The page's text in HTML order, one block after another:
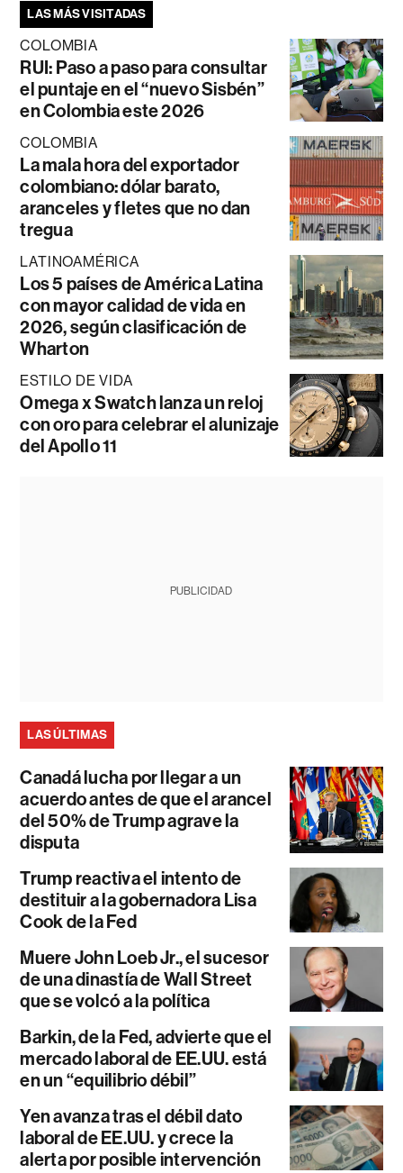
LAS MÁS VISITADAS
COLOMBIA
RUI: Paso a paso para consultar
el puntaje en el “nuevo Sisbén”
en Colombia este 2026
COLOMBIA
La mala hora del exportador
colombiano: dólar barato,
aranceles y fletes que no dan
tregua
LATINOAMÉRICA
Los 5 países de América Latina
con mayor calidad de vida en
2026, según clasificación de
Wharton
ESTILO DE VIDA
Omega x Swatch lanza un reloj
con oro para celebrar el alunizaje
del Apollo 11
PUBLICIDAD
LAS ÚLTIMAS
Canadá lucha por llegar a un
acuerdo antes de que el arancel
del 50% de Trump agrave la
disputa
Trump reactiva el intento de
destituir a la gobernadora Lisa
Cook de la Fed
Muere John Loeb Jr., el sucesor
de una dinastía de Wall Street
que se volcó a la política
Barkin, de la Fed, advierte que el
mercado laboral de EE.UU. está
en un “equilibrio débil”
Yen avanza tras el débil dato
laboral de EE.UU. y crece la
alerta por posible intervención